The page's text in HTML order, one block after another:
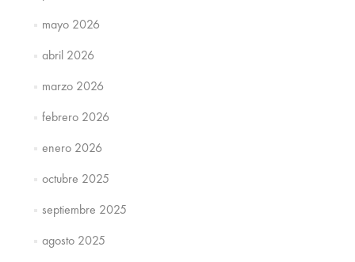
mayo 2026
abril 2026
marzo 2026
febrero 2026
enero 2026
octubre 2025
septiembre 2025
agosto 2025